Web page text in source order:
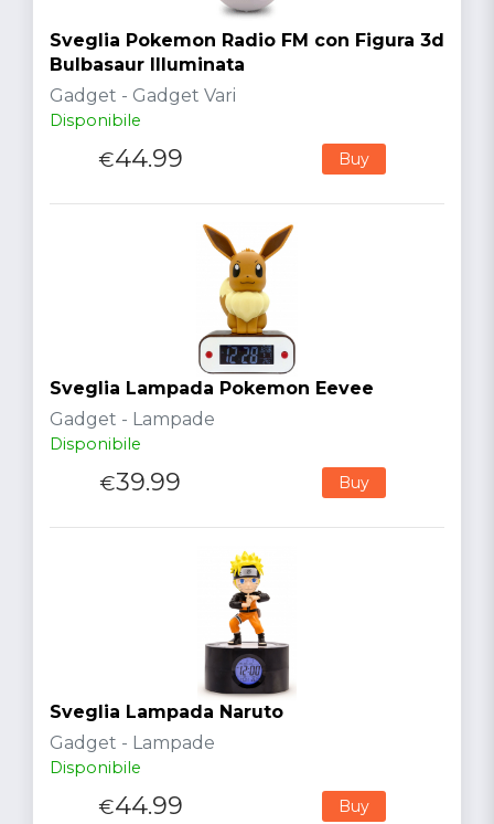
Sveglia Pokemon Radio FM con Figura 3d
Bulbasaur Illuminata
Gadget - Gadget Vari
Disponibile
€44.99 Buy
Sveglia Lampada Pokemon Eevee
Gadget - Lampade
Disponibile
€39.99 Buy
Sveglia Lampada Naruto
Gadget - Lampade
Disponibile
€44.99 Buy